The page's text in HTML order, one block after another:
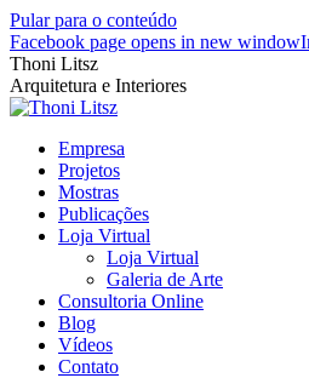
Pular para o conteúdo
Facebook page opens in new window
Thoni Litsz
Arquitetura e Interiores
Empresa
Projetos
Mostras
Publicações
Loja Virtual
Loja Virtual
Galeria de Arte
Consultoria Online
Blog
Vídeos
Contato